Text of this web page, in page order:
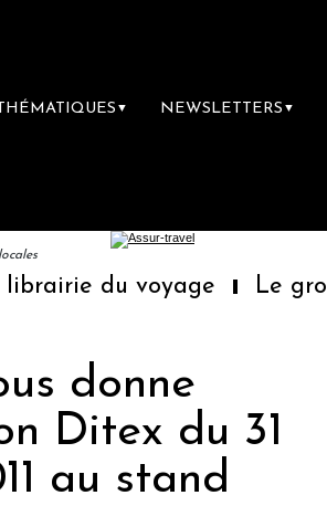
THÉMATIQUES ▼ NEWSLETTERS ▼
du voyage Le
donne
Ditex du 31
au stand